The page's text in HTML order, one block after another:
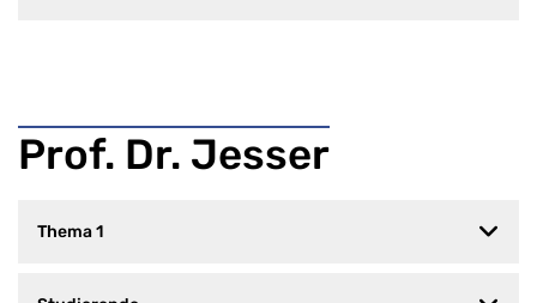
Prof. Dr. Jesser
Thema 1